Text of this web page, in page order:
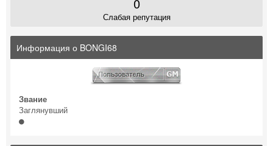
Слабая репутация
Информация о BONGI68
Звание
Заглянувший